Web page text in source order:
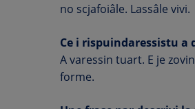
no scjafoiâle. Lassâle vivi.
Ce i rispuindaressistu a
A varessin tuart. E je
forme.